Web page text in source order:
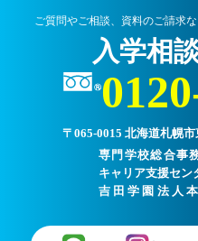
ご質問やご相談、資料のご請求
入学相
〒065-0015 北海道札幌
専門学校総合事
キャリア支援セン
吉田学園法人